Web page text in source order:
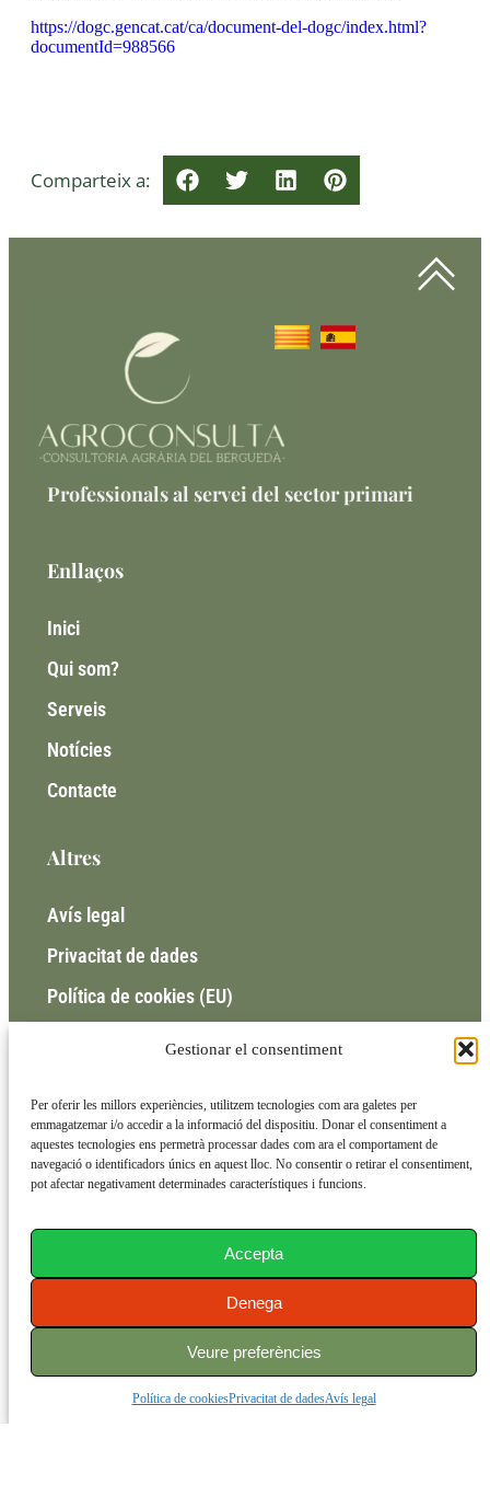
Gestionar el consentiment
Per oferir les millors experiències, utilitzem tecnologies com ara galetes per
emmagatzemar i/o accedir a la informació del dispositiu. Donar el consentiment a
aquestes tecnologies ens permetrà processar dades com ara el comportament de
navegació o identificadors únics en aquest lloc. No consentir o retirar el consentiment,
pot afectar negativament determinades característiques i funcions.
Accepta
Denega
Veure preferències
Política de cookiesPrivacitat de dadesAvís legal
https://dogc.gencat.cat/ca/document-del-dogc/index.html?
documentId=988566
Comparteix a:
Professionals al servei del sector primari
Enllaços
Inici
Qui som?
Serveis
Notícies
Contacte
Altres
Avís legal
Privacitat de dades
Política de cookies (EU)
Plaça Europa, 6 baixos
agroconsulta@agroconsulta.net